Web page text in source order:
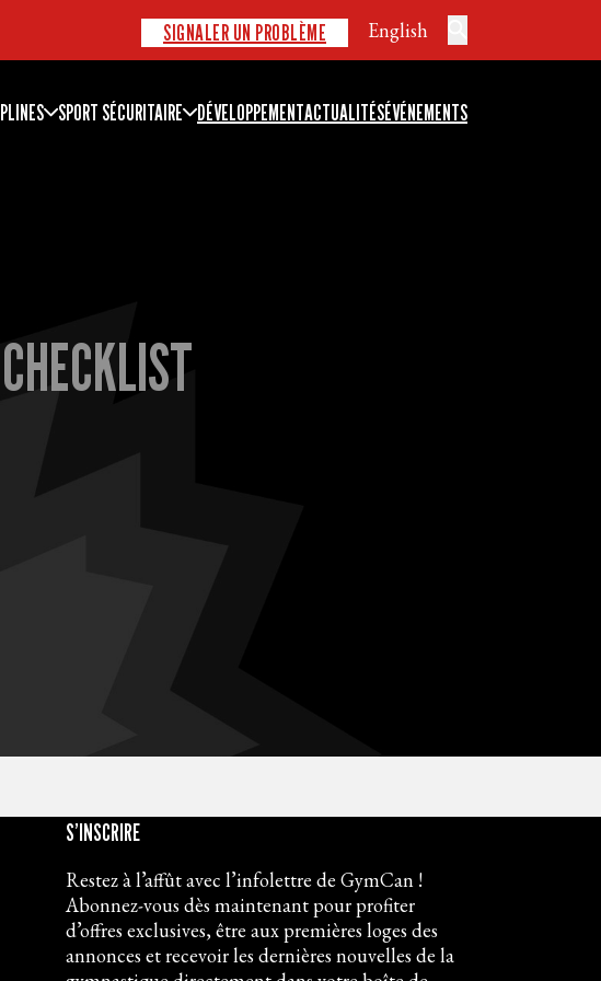
SIGNALER UN PROBLÈME English
SPORT SÉCURITAIRE DÉVELOPPEMENTACTUALITÉSÉVÉNEMENTS
S’INSCRIRE
Restez à l’affût avec l’infolettre de GymCan !
Abonnez-vous dès maintenant pour profiter
d’offres exclusives, être aux premières loges des
annonces et recevoir les dernières nouvelles de la